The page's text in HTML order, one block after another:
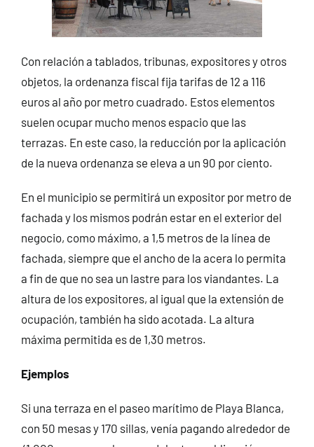
Con relación a tablados, tribunas, expositores y otros
objetos, la ordenanza fiscal fija tarifas de 12 a 116
euros al año por metro cuadrado. Estos elementos
suelen ocupar mucho menos espacio que las
terrazas. En este caso, la reducción por la aplicación
de la nueva ordenanza se eleva a un 90 por ciento.
En el municipio se permitirá un expositor por metro de
fachada y los mismos podrán estar en el exterior del
negocio, como máximo, a 1,5 metros de la línea de
fachada, siempre que el ancho de la acera lo permita
a fin de que no sea un lastre para los viandantes. La
altura de los expositores, al igual que la extensión de
ocupación, también ha sido acotada. La altura
máxima permitida es de 1,30 metros.
Ejemplos
Si una terraza en el paseo marítimo de Playa Blanca,
con 50 mesas y 170 sillas, venía pagando alrededor de